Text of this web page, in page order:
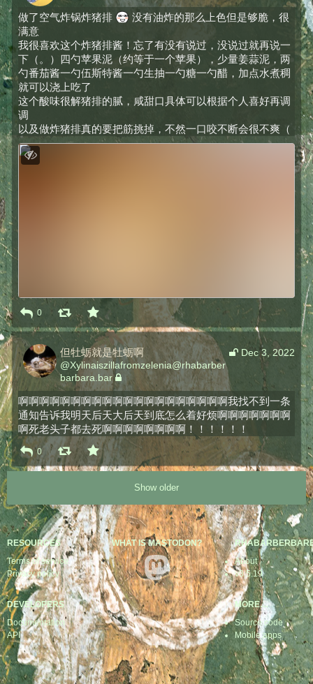
做了空气炸锅炸猪排
没有油炸的那么上色但是够脆，很
满意
我很喜欢这个炸猪排酱！忘了有没有说过，没说过就再说一
下（。）四勺苹果泥（约等于一个苹果），少量姜蒜泥，两
勺番茄酱一勺伍斯特酱一勺生抽一勺糖一勺醋，加点水煮稠
就可以浇上吃了
这个酸味很解猪排的腻，咸甜口具体可以根据个人喜好再调
调
以及做炸猪排真的要把筋挑掉，不然一口咬不断会很不爽（
0
Dec 3, 2022
但牡蛎就是牡蛎啊
@Xylinaiszillafromzelenia@rhabarber
barbara.bar
啊啊啊啊啊啊啊啊啊啊啊啊啊啊啊啊啊啊啊啊我找不到一条
通知告诉我明天后天大后天到底怎么着好烦啊啊啊啊啊啊啊
啊死老头子都去死啊啊啊啊啊啊啊啊！！！！！！
0
Show older
RESOURCES
Terms of service
Privacy policy
DEVELOPERS
Documentation
API
WHAT IS MASTODON?
About
v3.5.19
MORE…
Source code
Mobile apps